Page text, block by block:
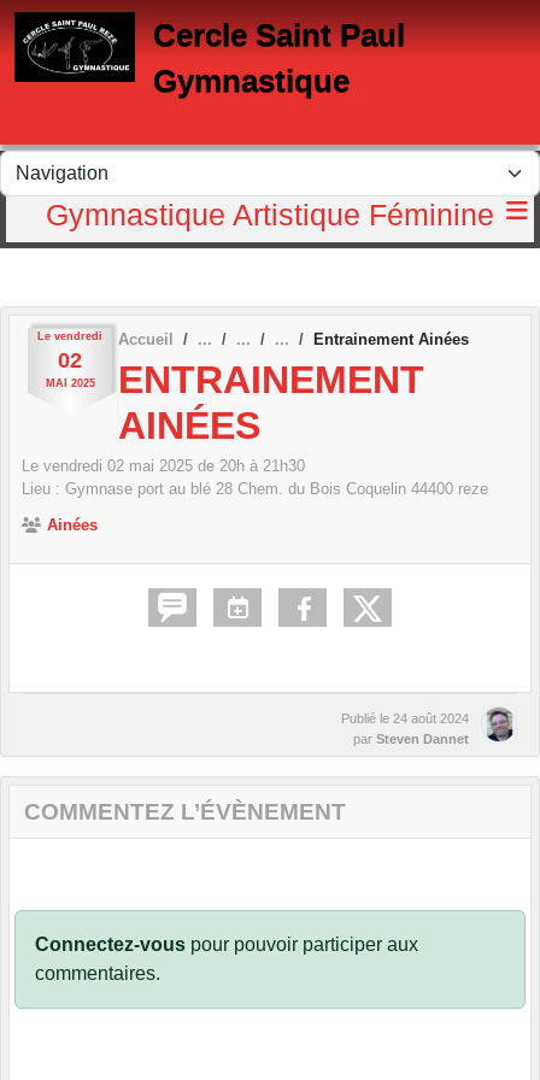
Cercle Saint Paul
Gymnastique
Gymnastique Artistique Féminine
Le vendredi
02
MAI 2025
Accueil Entrainement Ainées
ENTRAINEMENT
AINÉES
Le vendredi 02 mai 2025 de 20h à 21h30
Lieu : Gymnase port au blé 28 Chem. du Bois Coquelin 44400 reze
Ainées
Publié le 24 août 2024
par Steven Dannet
COMMENTEZ L’ÉVÈNEMENT
Connectez-vous pour pouvoir participer aux
commentaires.
Panneau de gestion des cookies